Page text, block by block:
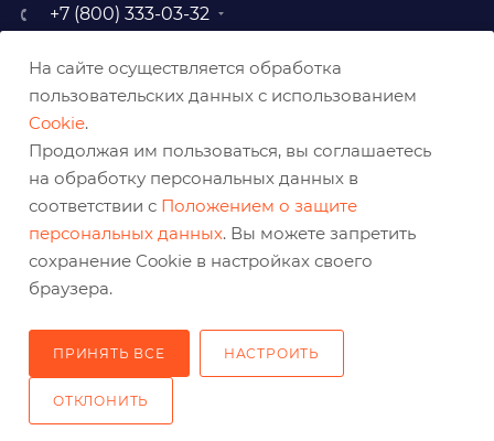
+7 (800) 333-03-32
baz@belabraziv.ru
308009, Россия, г. Белгород,
На сайте осуществляется обработка
пользовательских данных с использованием
Cookie.
Продолжая им пользоваться, вы соглашаетесь
на обработку персональных данных в
соответствии с Положением о защите
персональных данных. Вы можете запретить
сохранение Cookie в настройках своего
браузера.
ПРИНЯТЬ ВСЕ НАСТРОИТЬ
ОТКЛОНИТЬ